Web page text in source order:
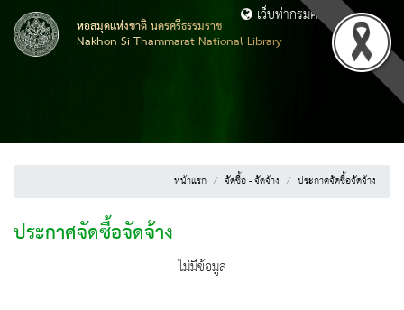
หอสมุดแห่งชาติ นครศรีธรรมราช
Nakhon Si Thammarat National Library
เว็บท่ากรมศิลปากร
หน้าแรก จัดซื้อ - จัดจ้าง ประกาศจัดซื้อจัดจ้าง
ประกาศจัดซื้อจัดจ้าง
ไม่มีข้อมูล